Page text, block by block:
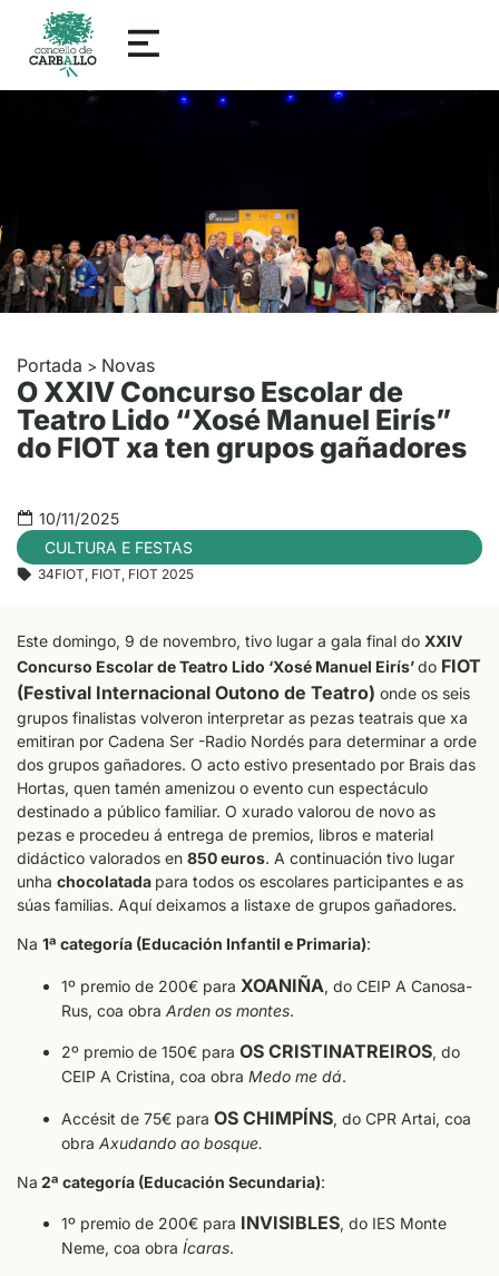
Portada > Novas
O XXIV Concurso Escolar de
Teatro Lido “Xosé Manuel Eirís”
do FIOT xa ten grupos gañadores
10/11/2025
CULTURA E FESTAS
34FIOT, FIOT, FIOT 2025
Este domingo, 9 de novembro, tivo lugar a gala final do XXIV
Concurso Escolar de Teatro Lido ‘Xosé Manuel Eirís’do FIOT
(Festival Internacional Outono de Teatro) onde os seis
grupos finalistas volveron interpretar as pezas teatrais que xa
emitiran por Cadena Ser -Radio Nordés para determinar a orde
dos grupos gañadores. O acto estivo presentado por Brais das
Hortas, quen tamén amenizou o evento cun espectáculo
destinado a público familiar. O xurado valorou de novo as
pezas e procedeu á entrega de premios, libros e material
didáctico valorados en 850 euros. A continuación tivo lugar
unha chocolatada para todos os escolares participantes e as
súas familias. Aquí deixamos a listaxe de grupos gañadores.
Na 1ª categoría (Educación Infantil e Primaria):
1º premio de 200€ para XOANIÑA, do CEIP A Canosa-
Rus, coa obra Arden os montes.
2º premio de 150€ para OS CRISTINATREIROS, do
CEIP A Cristina, coa obra Medo me dá.
Accésit de 75€ para OS CHIMPÍNS, do CPR Artai, coa
obra Axudando ao bosque.
Na 2ª categoría (Educación Secundaria):
1º premio de 200€ para INVISIBLES, do IES Monte
Neme, coa obra Ícaras.